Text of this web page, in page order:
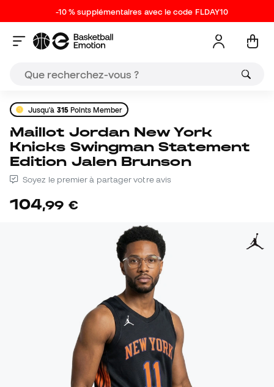
-10 % supplémentaires avec le code FLDAY10
Jusqu'à 315Points Member
Maillot Jordan New York
Knicks Swingman Statement
Edition Jalen Brunson
Soyez le premier à partager votre avis
104,99 €